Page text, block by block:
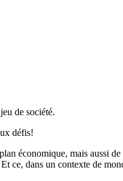
de société.
défis!
économique, mais aussi
ce, dans un contexte de